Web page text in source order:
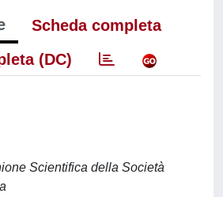
Scheda completa
(DC)
Scientifica della Società